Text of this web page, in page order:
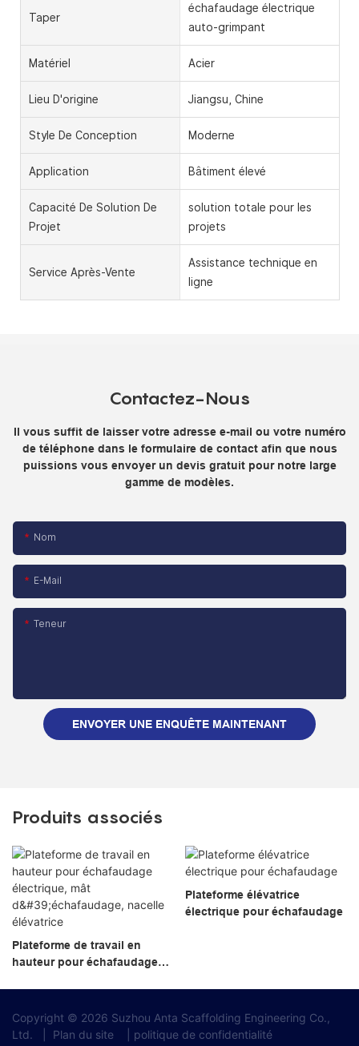
Taper
échafaudage électrique
auto-grimpant
Matériel Acier
Lieu D'origine Jiangsu, Chine
Style De Conception Moderne
Application Bâtiment élevé
Capacité De Solution De
Projet
solution totale pour les
projets
Service Après-Vente
Assistance technique en
ligne
Contactez-Nous
Il vous suffit de laisser votre adresse e-mail ou votre numéro
de téléphone dans le formulaire de contact afin que nous
puissions vous envoyer un devis gratuit pour notre large
gamme de modèles.
Nom
E-Mail
Teneur
ENVOYER UNE ENQUÊTE MAINTENANT
Produits associés
Plateforme de travail en
hauteur pour échafaudage
élévatrice
Plateforme élévatrice
électrique pour échafaudage
Copyright © 2026 Suzhou Anta Scaffolding Engineering Co.,
Ltd.
Plan du site politique de confidentialité